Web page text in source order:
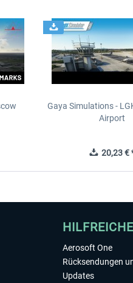
Gaya Simulations -
Airport
20,23 €
Aerosoft One
Rücksendungen
Updates